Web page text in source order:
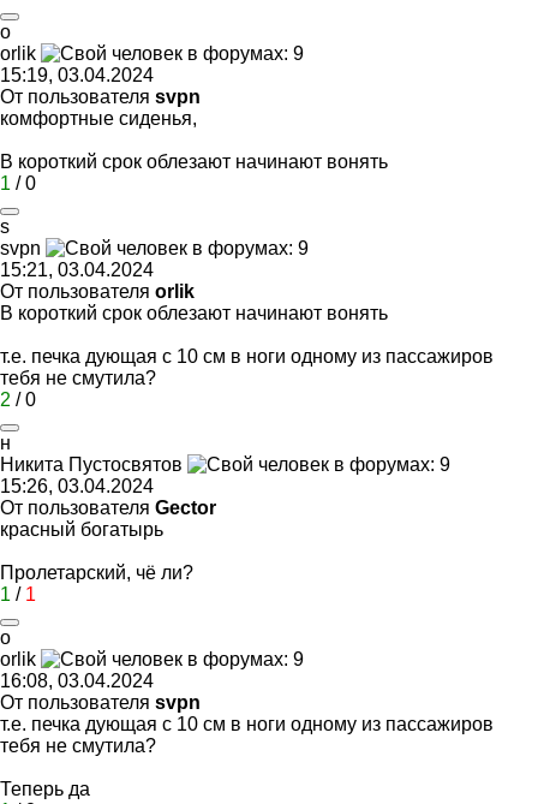
o
orlik
15:19, 03.04.2024
От пользователя svpn
комфортные сиденья,
В короткий срок облезают начинают вонять
1 /0
s
svpn
15:21, 03.04.2024
От пользователя orlik
В короткий срок облезают начинают вонять
т.е. печка дующая с 10 см в ноги одному из пассажиров
тебя не смутила?
2 /0
н
Никита Пустосвятов
15:26, 03.04.2024
От пользователя Gector
красный богатырь
Пролетарский, чё ли?
1 / 1
o
orlik
16:08, 03.04.2024
От пользователя svpn
т.е. печка дующая с 10 см в ноги одному из пассажиров
тебя не смутила?
Теперь да